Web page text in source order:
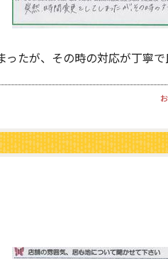
たが、その時の対応が丁寧で